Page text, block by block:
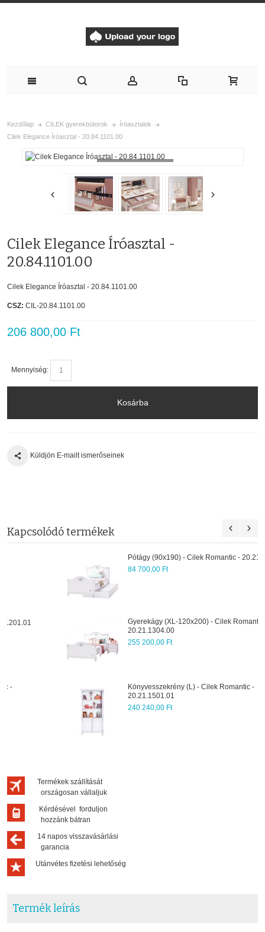
Kezdőlap CILEK gyerekbútorok
Íróasztalok
Cilek Elegance Íróasztal - 20.84.1101.00
Cilek Elegance Íróasztal -
20.84.1101.00
Cilek Elegance Íróasztal - 20.84.1101.00
CSZ: CIL-20.84.1101.00
206 800,00 Ft
Mennyiség:
Kosárba
Küldjön E-mailt ismerőseinek
Kapcsolódó termékek
Pótágy (90x190) - Cilek Romantic - 20.21.1303.00
84 700,00 Ft
Gyerekágy (XL-120x200) - Cilek Romantic -
20.21.1304.00
255 200,00 Ft
Könyvesszekrény (L) - Cilek Romantic -
20.21.1501.01
240 240,00 Ft
Termékek szállítását
országosan vállaljuk
Kérdésével forduljon
hozzánk bátran
14 napos visszavásárlási
garancia
Utánvétes fizetési lehetőség
Termék leírás